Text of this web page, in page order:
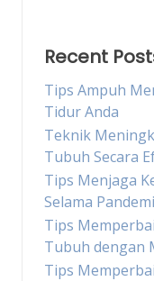
Recent
Tips Ampuh
Tidur Anda
Teknik
Tubuh Secara
Tips Menjaga
Selama Pandemi
Tips
Tubuh dengan
Tips